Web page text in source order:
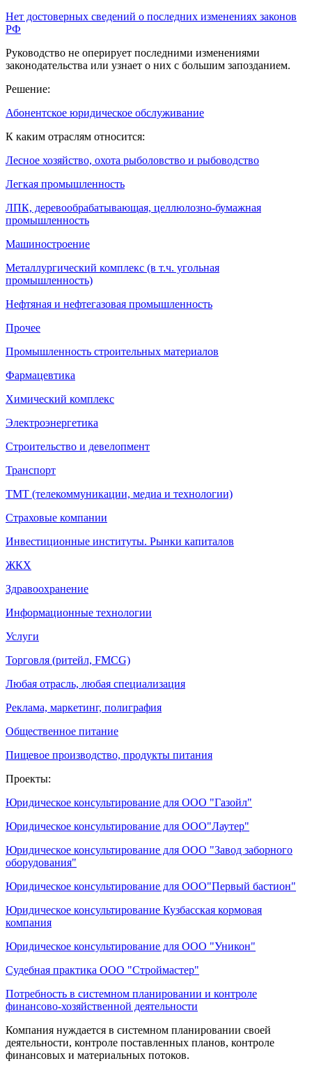
Нет достоверных сведений о последних изменениях законов
РФ
Руководство не оперирует последними изменениями
законодательства или узнает о них с большим запозданием.
Решение:
Абонентское юридическое обслуживание
К каким отраслям относится:
Лесное хозяйство, охота рыболовство и рыбоводство
Легкая промышленность
ЛПК, деревообрабатывающая, целлюлозно-бумажная
промышленность
Машиностроение
Металлургический комплекс (в т.ч. угольная
промышленность)
Нефтяная и нефтегазовая промышленность
Прочее
Промышленность строительных материалов
Фармацевтика
Химический комплекс
Электроэнергетика
Строительство и девелопмент
Транспорт
ТМТ (телекоммуникации, медиа и технологии)
Страховые компании
Инвестиционные институты. Рынки капиталов
ЖКХ
Здравоохранение
Информационные технологии
Услуги
Торговля (ритейл, FMCG)
Любая отрасль, любая специализация
Реклама, маркетинг, полиграфия
Общественное питание
Пищевое производство, продукты питания
Проекты:
Юридическое консультирование для ООО "Газойл"
Юридическое консультирование для ООО"Лаутер"
Юридическое консультирование для ООО "Завод заборного
оборудования"
Юридическое консультирование для ООО"Первый бастион"
Юридическое консультирование Кузбасская кормовая
компания
Юридическое консультирование для ООО "Уникон"
Судебная практика ООО "Строймастер"
Потребность в системном планировании и контроле
финансово-хозяйственной деятельности
Компания нуждается в системном планировании своей
деятельности, контроле поставленных планов, контроле
финансовых и материальных потоков.